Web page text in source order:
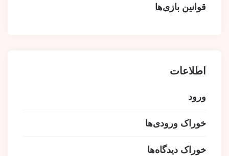
قوانین بازی‌ها
اطلاعات
ورود
خوراک ورودی‌ها
خوراک دیدگاه‌ها